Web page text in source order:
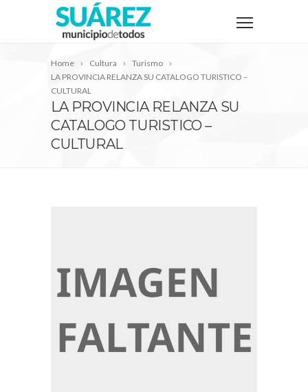
Home Cultura
Turismo
LA PROVINCIA RELANZA SU CATALOGO TURISTICO –
CULTURAL
LA PROVINCIA RELANZA SU
CATALOGO TURISTICO –
CULTURAL